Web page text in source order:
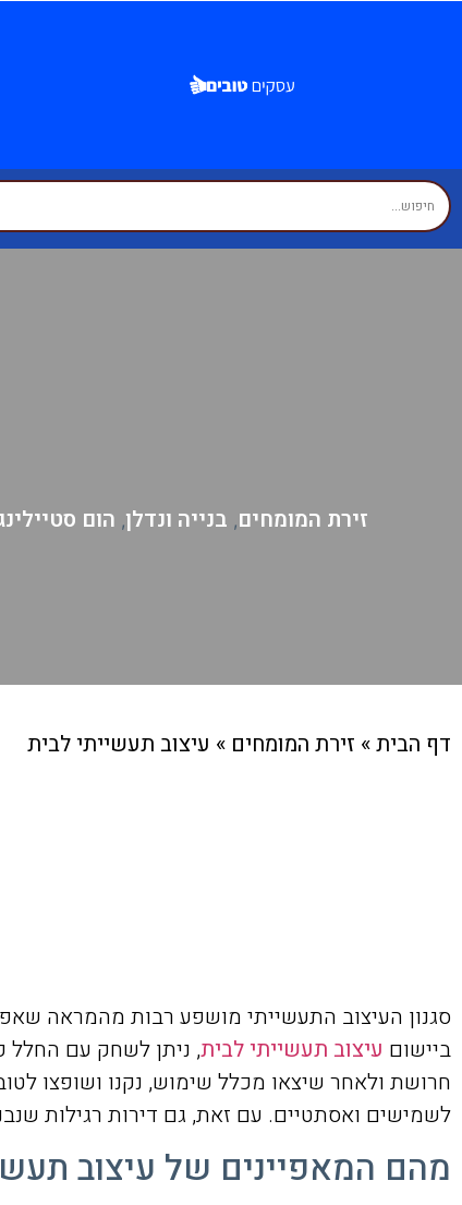
זירת המומחים, בנייה ונדלן, הום
דף הבית» זירת המומחים » עיצוב תעשייתי לבית
ביישום עיצוב תעשייתי לבית, ניתן לשחק עם החלל
חרושת ולאחר שיצאו מכלל שימוש, נקנו ושופצו
לשמישים ואסתטיים. עם זאת, גם דירות רגילות
מהם המאפיינים של עיצוב